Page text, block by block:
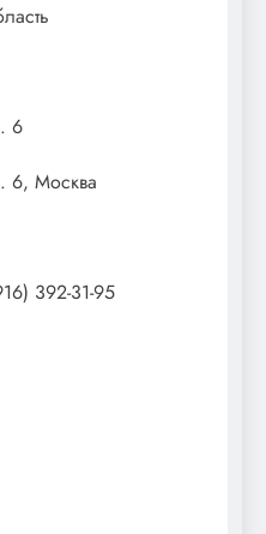
6
6, Москва
392-31-95